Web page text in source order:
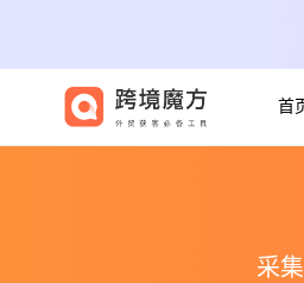
首
采